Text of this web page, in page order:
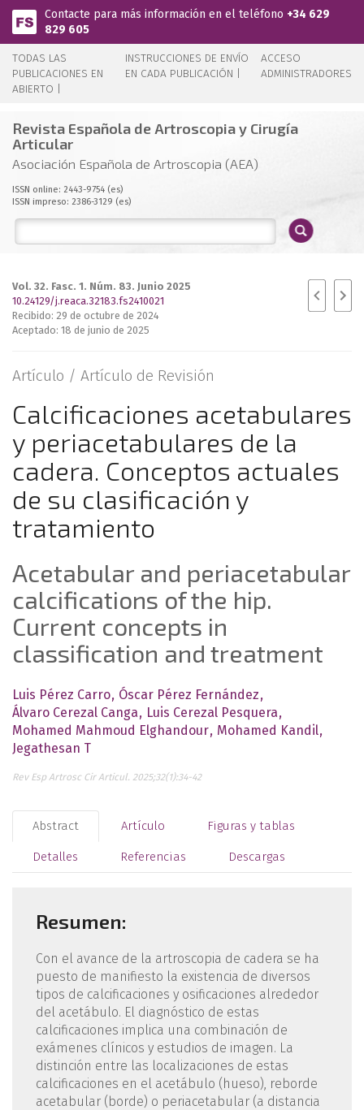
Pasar al contenido principal
Contacte para más información en el teléfono +34 629
829 605
TODAS LAS
PUBLICACIONES EN
ABIERTO |
INSTRUCCIONES DE ENVÍO
EN CADA PUBLICACIÓN |
ACCESO
ADMINISTRADORES
Revista Española de Artroscopia y Cirugía
Articular
Asociación Española de Artroscopia (AEA)
ISSN online: 2443-9754 (es)
ISSN impreso: 2386-3129 (es)
Vol. 32. Fasc. 1. Núm. 83. Junio 2025
10.24129/j.reaca.32183.fs2410021
Recibido: 29 de octubre de 2024
Aceptado: 18 de junio de 2025
Artículo / Artículo de Revisión
Calcificaciones acetabulares
y periacetabulares de la
cadera. Conceptos actuales
de su clasificación y
tratamiento
Acetabular and periacetabular
calcifications of the hip.
Current concepts in
classification and treatment
Luis Pérez Carro Óscar Pérez Fernández
Álvaro Cerezal Canga
Luis Cerezal Pesquera
Mohamed Mahmoud Elghandour Mohamed Kandil
Jegathesan T
Rev Esp Artrosc Cir Articul. 2025;32(1):34-42
Abstract Artículo Figuras y tablas
Detalles Referencias Descargas
Resumen:
Con el avance de la artroscopia de cadera se ha
puesto de manifiesto la existencia de diversos
tipos de calcificaciones y osificaciones alrededor
del acetábulo. El diagnóstico de estas
calcificaciones implica una combinación de
exámenes clínicos y estudios de imagen. La
distinción entre las localizaciones de estas
calcificaciones en el acetábulo (hueso), reborde
acetabular (borde) o periacetabular (a distancia